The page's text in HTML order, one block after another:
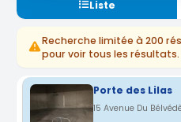
Liste
Recherche limitée à 200
pour voir tous les résultats.
Porte des Lilas